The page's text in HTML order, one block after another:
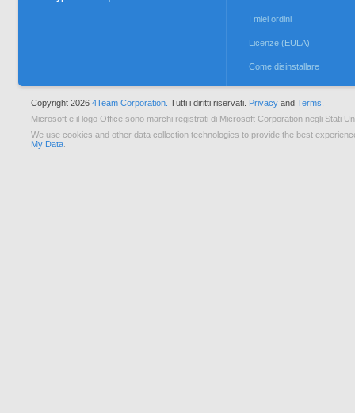
I miei ordini
Licenze (EULA)
Come disinstallare
Copyright 2026 4Team Corporation. Tutti i diritti riservati. Privacy and Terms.
Microsoft e il logo Office sono marchi registrati di Microsoft Corporation negli Stati
We use cookies and other data collection technologies to provide the best
My Data